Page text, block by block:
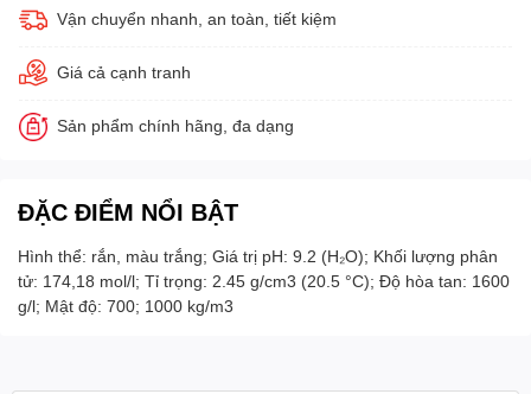
Vận chuyển nhanh, an toàn, tiết kiệm
Giá cả cạnh tranh
Sản phẩm chính hãng, đa dạng
ĐẶC ĐIỂM NỔI BẬT
Hình thể: rắn, màu trắng; Giá trị pH: 9.2 (H₂O); Khối lượng phân
tử: 174,18 mol/l; Tỉ trọng: 2.45 g/cm3 (20.5 °C); Độ hòa tan: 1600
g/l; Mật độ: 700; 1000 kg/m3